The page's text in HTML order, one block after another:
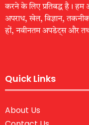
करने के लिए प्रतिबद्ध है। हम
अपराध, खेल, विज्ञान,
हों, नवीनतम अपडेट्स और
Quick Links
About Us